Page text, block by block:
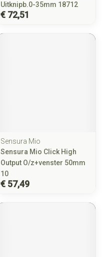
Uitknipb.0-35mm 18712
€ 72,51
Sensura Mio
Sensura Mio Click High
Output O/z+venster 50mm
10
€ 57,49